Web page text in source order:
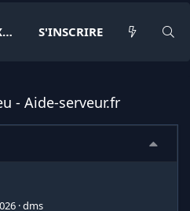
CONNEXION S'INSCRIRE
- Aide-serveur.fr
dms